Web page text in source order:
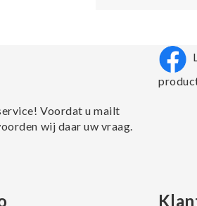
Voordat u mailt
wij daar uw vraag.